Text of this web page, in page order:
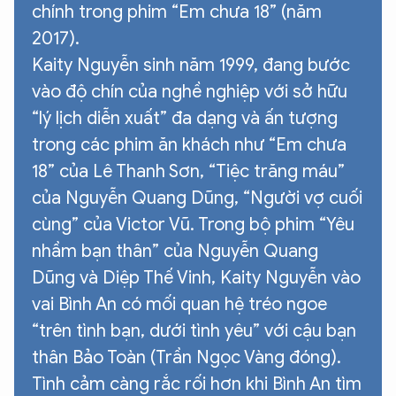
chính trong phim “Em chưa 18” (năm
2017).
Kaity Nguyễn sinh năm 1999, đang bước
vào độ chín của nghề nghiệp với sở hữu
“lý lịch diễn xuất” đa dạng và ấn tượng
trong các phim ăn khách như “Em chưa
18” của Lê Thanh Sơn, “Tiệc trăng máu”
của Nguyễn Quang Dũng, “Người vợ cuối
cùng” của Victor Vũ. Trong bộ phim “Yêu
nhầm bạn thân” của Nguyễn Quang
Dũng và Diệp Thế Vinh, Kaity Nguyễn vào
vai Bình An có mối quan hệ tréo ngoe
“trên tình bạn, dưới tình yêu” với cậu bạn
thân Bảo Toàn (Trần Ngọc Vàng đóng).
Tình cảm càng rắc rối hơn khi Bình An tìm
XIN CHÀO,
TÔI LÀ CHATBOT CỦA
Hãy hỏi tôi bất kỳ điều gì bạn cần biết về
An Ninh Thủ Đô nhé. Tôi sẵn sàng hỗ trợ!